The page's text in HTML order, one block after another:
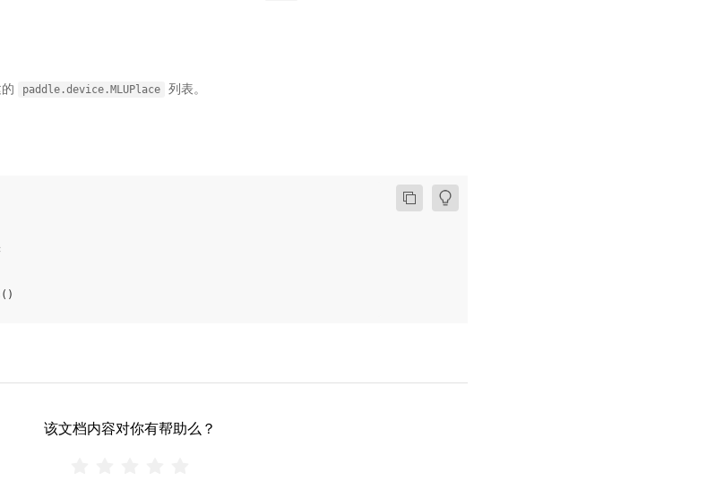
paddle.device.MLUPlace 列表。
()
该文档内容对你有帮助么？